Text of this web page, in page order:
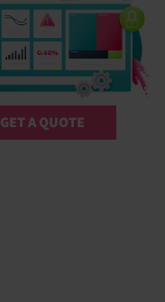
GET A QUOTE